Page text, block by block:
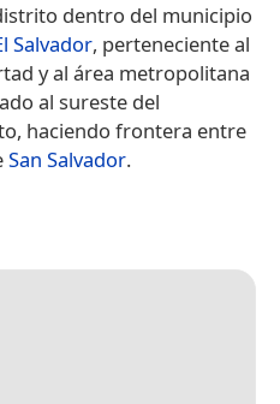
dentro del municipio
Salvador, perteneciente al
y al área metropolitana
al sureste del
haciendo frontera entre
San Salvador.